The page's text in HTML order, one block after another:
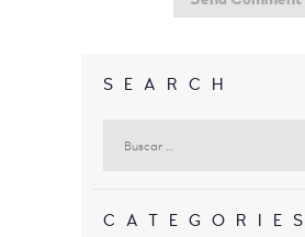
SEARCH
CATEGORIES